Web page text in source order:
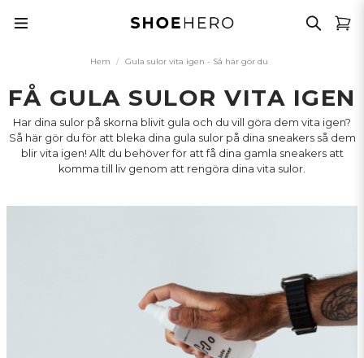
Hem Gula sulor vita igen - Så här gör du
FÅ GULA SULOR VITA IGEN
Har dina sulor på skorna blivit gula och du vill göra dem vita igen?
Så här gör du för att bleka dina gula sulor på dina sneakers så dem
blir vita igen! Allt du behöver för att få dina gamla sneakers att
komma till liv genom att rengöra dina vita sulor.